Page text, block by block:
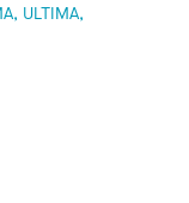
ULTIMA,